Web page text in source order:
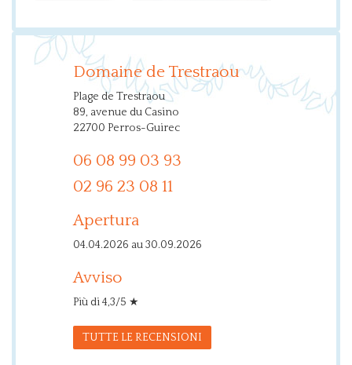
Domaine de Trestraou
Plage de Trestraou
89, avenue du Casino
22700 Perros-Guirec
06 08 99 03 93
02 96 23 08 11
Apertura
04.04.2026 au 30.09.2026
Avviso
Più di 4,3/5 ★
TUTTE LE RECENSIONI